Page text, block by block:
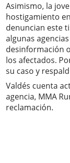
Asimismo, la
hostigamiento
denuncian este
algunas
desinformación
los afectados.
su caso y
Valdés cuenta
agencia, MMA
reclamación.